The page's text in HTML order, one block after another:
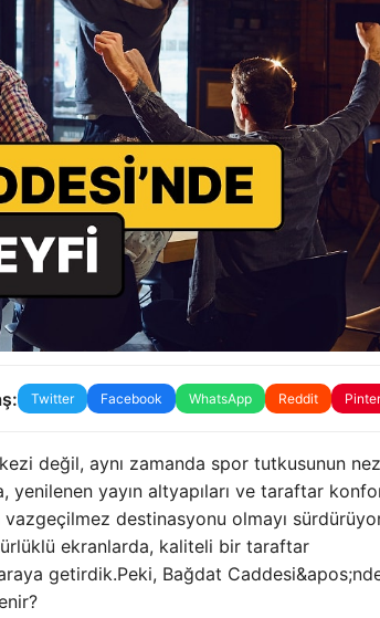
Twitter Facebook WhatsApp Reddit
değil, aynı zamanda spor tutkusunun
yenilenen yayın altyapıları ve taraftar
destinasyonu olmayı
ekranlarda, kaliteli bir taraftar
getirdik.Peki, Bağdat